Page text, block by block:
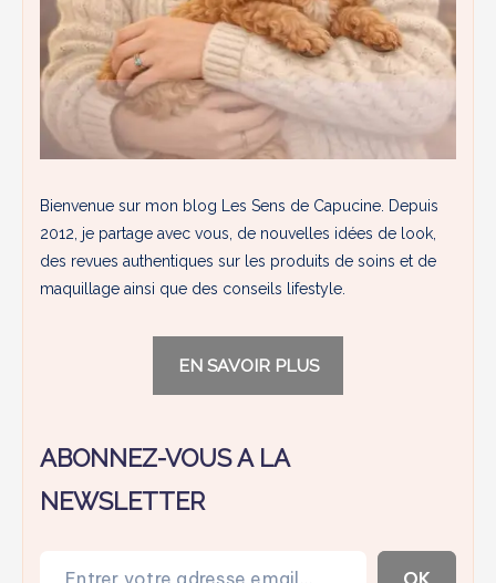
Bienvenue sur mon blog Les Sens de Capucine. Depuis
2012, je partage avec vous, de nouvelles idées de look,
des revues authentiques sur les produits de soins et de
maquillage ainsi que des conseils lifestyle.
EN SAVOIR PLUS
ABONNEZ-VOUS A LA
NEWSLETTER